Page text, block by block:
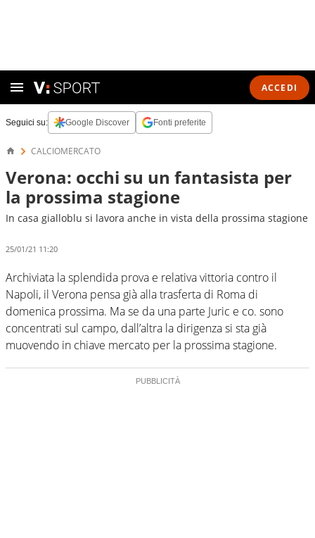
ACCEDI
Seguici su: Google Discover Fonti preferite
CALCIOMERCATO
Verona: occhi su un fantasista per
la prossima stagione
In casa gialloblu si lavora anche in vista della prossima stagione
25/01/21 11:20
Archiviata la splendida prova e relativa vittoria contro il
Napoli, il Verona pensa già alla trasferta di Roma di
domenica prossima. Ma se da una parte Juric e co. sono
concentrati sul campo, dall’altra la dirigenza si sta già
muovendo in chiave mercato per la prossima stagione.